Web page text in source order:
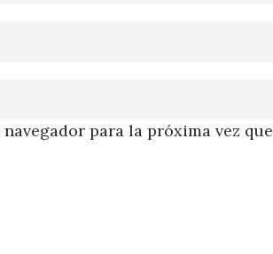
para la próxima vez que